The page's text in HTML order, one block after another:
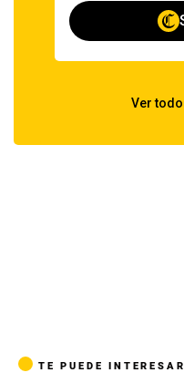
TE PUEDE INTERESAR